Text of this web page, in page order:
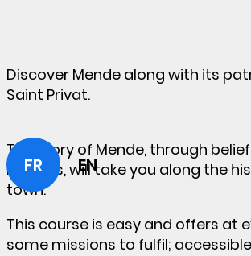
FR EN
Discover Mende along with its
Saint Privat.
The story of Mende, through
legends, will take you along the
town.
This course is easy and offers at
some missions to fulfil;